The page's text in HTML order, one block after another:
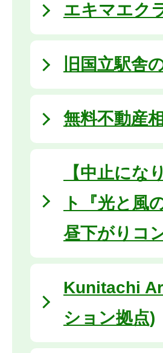
エキマエク
旧国立駅舎
無料不動産
【中止にな
ト『光と風
昼下がりコ
Kunitachi
ション拠点)